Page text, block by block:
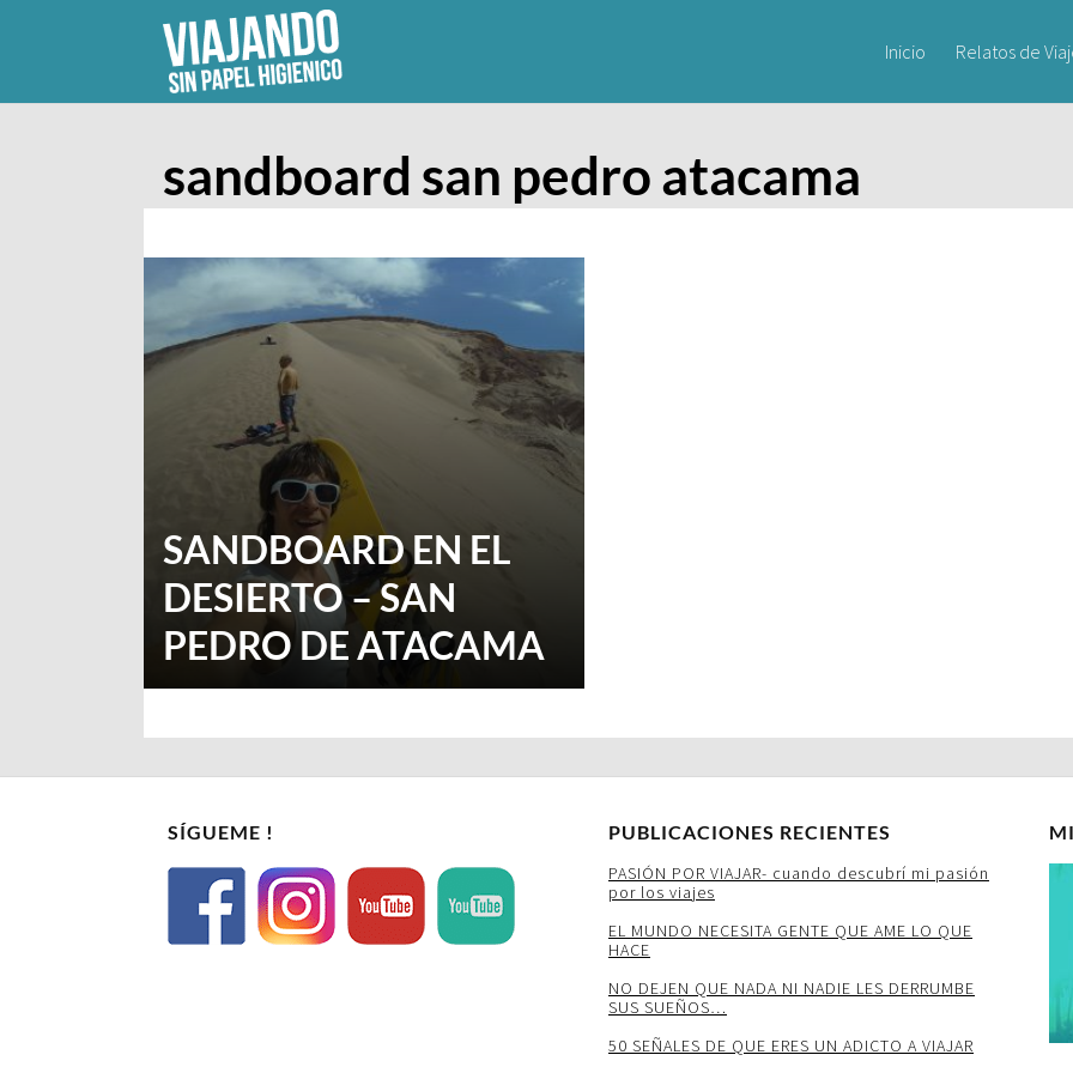
Inicio Relatos de
sandboard san pedro atacama
SANDBOARD EN EL
DESIERTO – SAN
PEDRO DE ATACAMA
SÍGUEME ! PUBLICACIONES RECIENTES
PASIÓN POR VIAJAR- cuando descubrí mi pasión
por los viajes
EL MUNDO NECESITA GENTE QUE AME LO QUE
HACE
NO DEJEN QUE NADA NI NADIE LES DERRUMBE
SUS SUEÑOS…
50 SEÑALES DE QUE ERES UN ADICTO A VIAJAR